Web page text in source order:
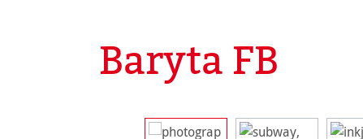
Baryta FB
Bildergalerie überspringen